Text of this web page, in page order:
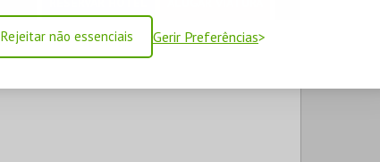
Rejeitar não essenciais Gerir Preferências